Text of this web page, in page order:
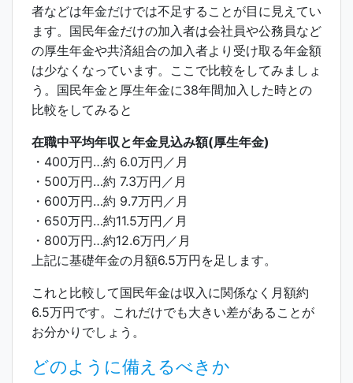
者などは年金だけでは不足することが目に見えてい
ます。国民年金だけの加入者は会社員や公務員など
の厚生年金や共済組合の加入者より受け取る年金額
は少なくなっています。ここで比較をしてみましょ
う。国民年金と厚生年金に38年間加入した時との
比較をしてみると
在職中平均年収と年金見込み額(厚生年金)
・400万円…約 6.0万円／月
・500万円…約 7.3万円／月
・600万円…約 9.7万円／月
・650万円…約11.5万円／月
・800万円…約12.6万円／月
上記に基礎年金の月額6.5万円を足します。
これと比較して国民年金は収入に関係なく月額約
6.5万円です。これだけでも大きい差があることが
お分かりでしょう。
どのように備えるべきか